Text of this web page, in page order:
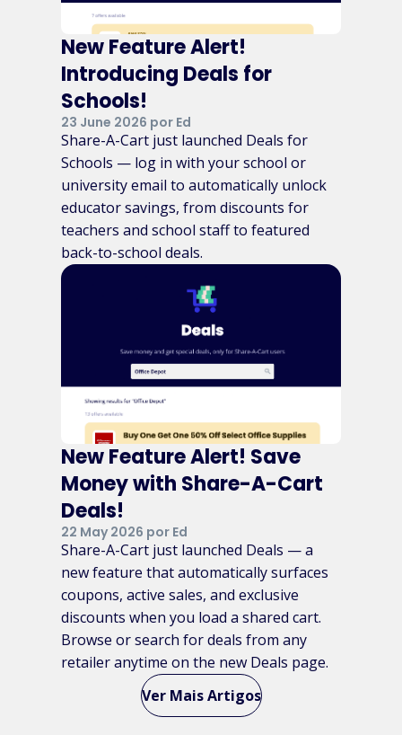
New Feature Alert!
Introducing Deals for
Schools!
23 June 2026 por Ed
Share-A-Cart just launched Deals for
Schools — log in with your school or
university email to automatically unlock
educator savings, from discounts for
teachers and school staff to featured
back-to-school deals.
New Feature Alert! Save
Money with Share-A-Cart
Deals!
22 May 2026 por Ed
Share-A-Cart just launched Deals — a
new feature that automatically surfaces
coupons, active sales, and exclusive
discounts when you load a shared cart.
Browse or search for deals from any
retailer anytime on the new Deals page.
Ver Mais Artigos